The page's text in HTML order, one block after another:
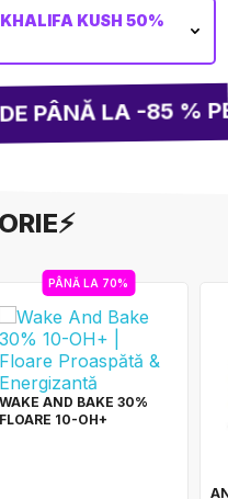
KHALIFA KUSH 50%
PÂNĂ LA -85 % PE
PÂNĂ LA 70%
WAKE AND BAKE 30%
FLOARE 10-OH+